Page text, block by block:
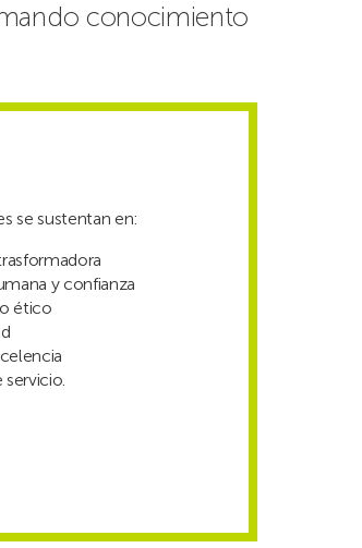
conocimiento
se sustentan en:
y confianza
ético